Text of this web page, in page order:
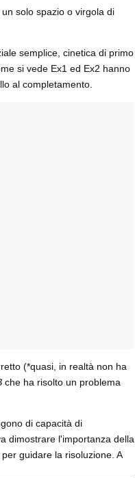
solo spazio o virgola di
semplice, cinetica di primo
si vede Ex1 ed Ex2 hanno
al completamento.
(*quasi, in realtà non ha
che ha risolto un problema
di capacità di
dimostrare l'importanza della
guidare la risoluzione. A